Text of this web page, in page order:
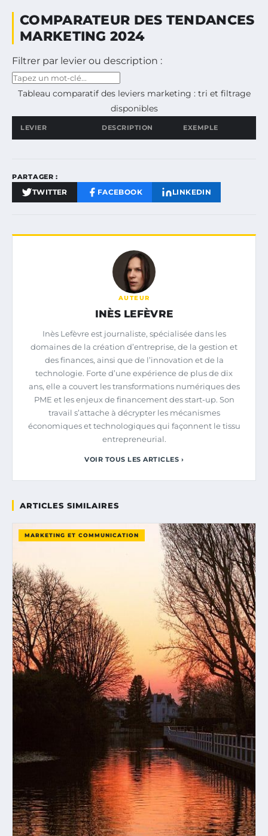
COMPARATEUR DES TENDANCES
MARKETING 2024
Filtrer par levier ou description :
Tableau comparatif des leviers marketing : tri et filtrage
disponibles
LEVIER DESCRIPTION EXEMPLE
PARTAGER :
TWITTER FACEBOOK LINKEDIN
AUTEUR
INÈS LEFÈVRE
Inès Lefèvre est journaliste, spécialisée dans les
domaines de la création d’entreprise, de la gestion et
des finances, ainsi que de l’innovation et de la
technologie. Forte d’une expérience de plus de dix
ans, elle a couvert les transformations numériques des
PME et les enjeux de financement des start-up. Son
travail s’attache à décrypter les mécanismes
économiques et technologiques qui façonnent le tissu
entrepreneurial.
VOIR TOUS LES ARTICLES ›
ARTICLES SIMILAIRES
MARKETING ET COMMUNICATION